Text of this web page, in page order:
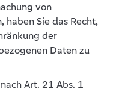
von
haben Sie das Recht,
der
Daten zu
Art. 21 Abs. 1